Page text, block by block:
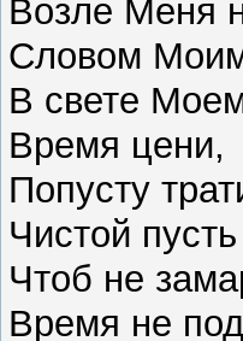
Возле Меня
Словом
В свете
Время цени,
Попусту
Чистой
Чтоб не
Время не